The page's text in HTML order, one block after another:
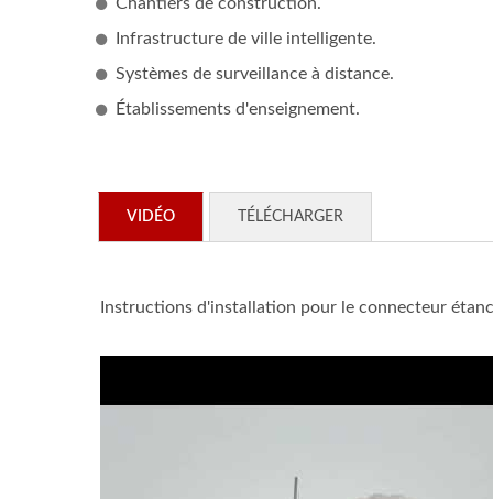
Infrastructure de ville intelligente.
Systèmes de surveillance à distance.
Établissements d'enseignement.
VIDÉO TÉLÉCHARGER
Instructions d'installation pour le connecteur